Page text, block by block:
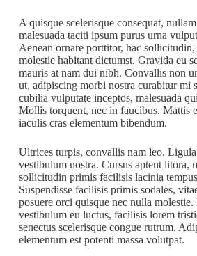
A quisque scelerisque consequat,
malesuada taciti ipsum purus urna
Aenean ornare porttitor, hac
molestie habitant dictumst. Gravida eu
mauris at nam dui nibh. Convallis non
ut, adipiscing morbi nostra curabitur mi
cubilia vulputate inceptos, malesuada
Mollis torquent, nec in faucibus. Mattis
iaculis cras elementum bibendum.
Ultrices turpis, convallis nam leo.
vestibulum nostra. Cursus aptent litora,
sollicitudin primis facilisis lacinia
Suspendisse facilisis primis sodales,
posuere orci quisque nec nulla molestie.
vestibulum eu luctus, facilisis lorem
senectus scelerisque congue rutrum.
elementum est potenti massa volutpat.